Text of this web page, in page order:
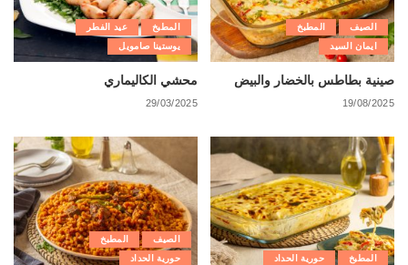
الصيف
المطبخ
ايمان السيد
صينية بطاطس بالخضار والبيض
19/08/2025
المطبخ
عيد الفطر
يوستينا صامويل
محشي الكاليماري
29/03/2025
المطبخ حورية الحداد
الصيف
المطبخ
حورية الحداد